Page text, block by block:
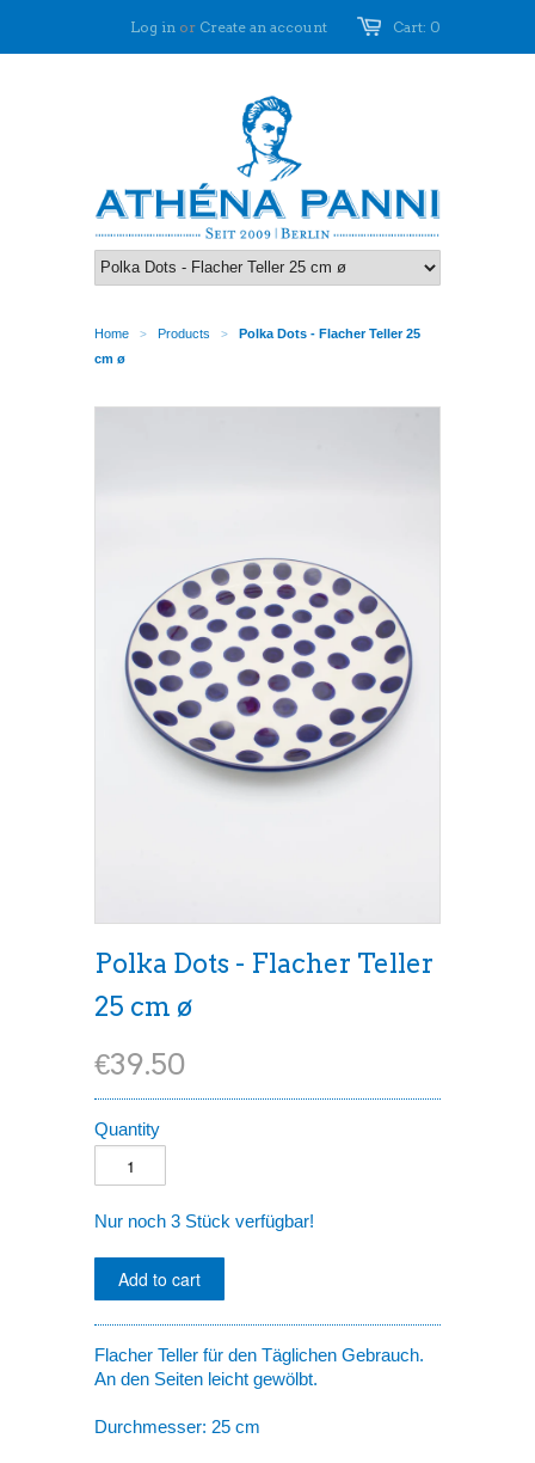
Cart: 0
Log in or Create an account
Home > Products >
Polka Dots - Flacher Teller 25
cm ø
Polka Dots - Flacher Teller
25 cm ø
€39.50
Quantity
Nur noch 3 Stück verfügbar!
Flacher Teller für den Täglichen Gebrauch.
An den Seiten leicht gewölbt.
Durchmesser: 25 cm